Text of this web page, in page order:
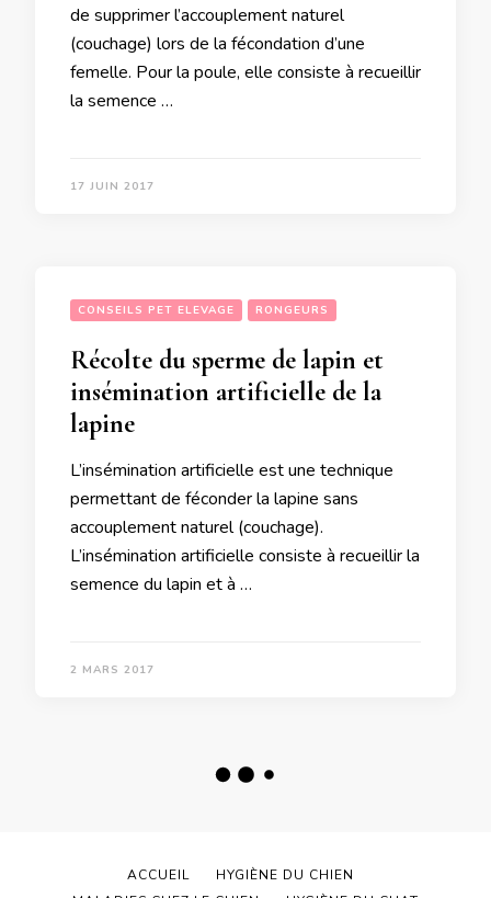
de supprimer l’accouplement naturel
(couchage) lors de la fécondation d’une
femelle. Pour la poule, elle consiste à recueillir
la semence …
17 JUIN 2017
CONSEILS PET ELEVAGE RONGEURS
Récolte du sperme de lapin et
insémination artificielle de la
lapine
L’insémination artificielle est une technique
permettant de féconder la lapine sans
accouplement naturel (couchage).
L’insémination artificielle consiste à recueillir la
semence du lapin et à …
2 MARS 2017
ACCUEIL
HYGIÈNE DU CHIEN